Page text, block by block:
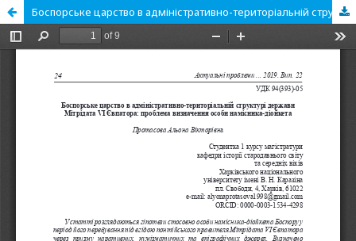
Боспорське царство в адміністративно-територіальній структурі держави Мітрідата VI Євпатора